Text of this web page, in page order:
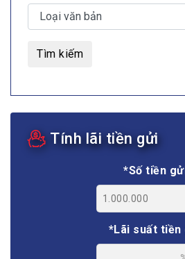
Tìm kiếm
Tính lãi tiền gửi
*Số tiền
*Lãi suất tiền